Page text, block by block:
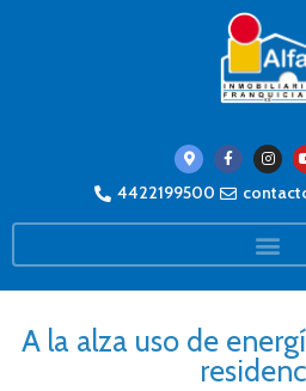
4422199500
A la alza uso de